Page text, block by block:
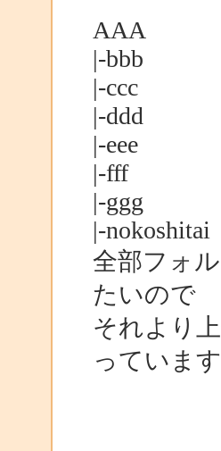
AAA
|-bbb
|-ccc
|-ddd
|-eee
|-fff
|-ggg
|-nokoshitai
全部フォ
たいので
それより
っています